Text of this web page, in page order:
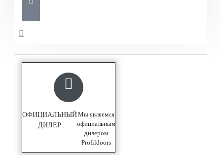
ОФИЦИАЛЬНЫЙ
ДИЛЕР
Мы являемся
официальным
дилером
Profildoors